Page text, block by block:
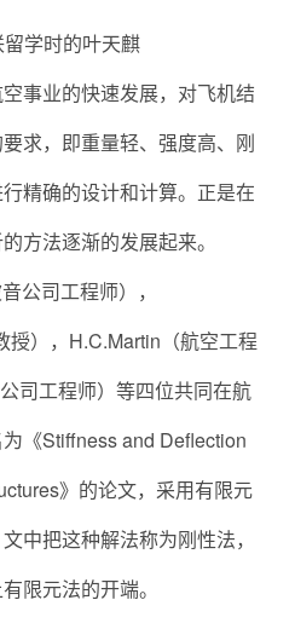
学时的叶天麒
事业的快速发展，对飞机结
求，即重量轻、强度高、刚
精确的设计和计算。正是在
方法逐渐的发展起来。
公司工程师），
授），H.C.Martin（航空工程
司工程师）等四位共同在航
《Stiffness and Deflection
》的论文，采用有限元
中把这种解法称为刚性法，
限元法的开端。